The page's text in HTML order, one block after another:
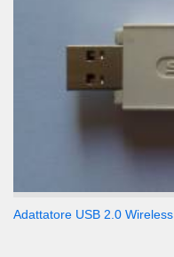
Adattatore USB 2.0